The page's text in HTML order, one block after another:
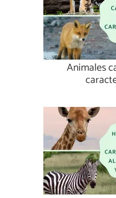
Animales